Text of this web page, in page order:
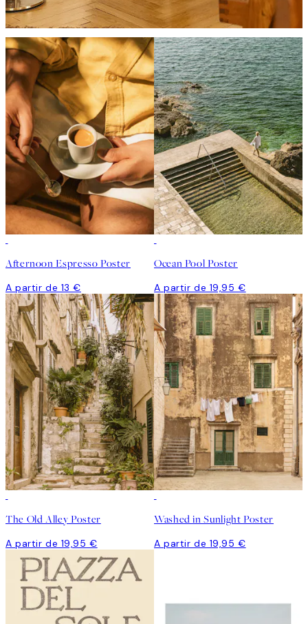
Afternoon Espresso Poster
A partir de 13 €
Ocean Pool Poster
A partir de 19,95 €
The Old Alley Poster
A partir de 19,95 €
Washed in Sunlight Poster
A partir de 19,95 €